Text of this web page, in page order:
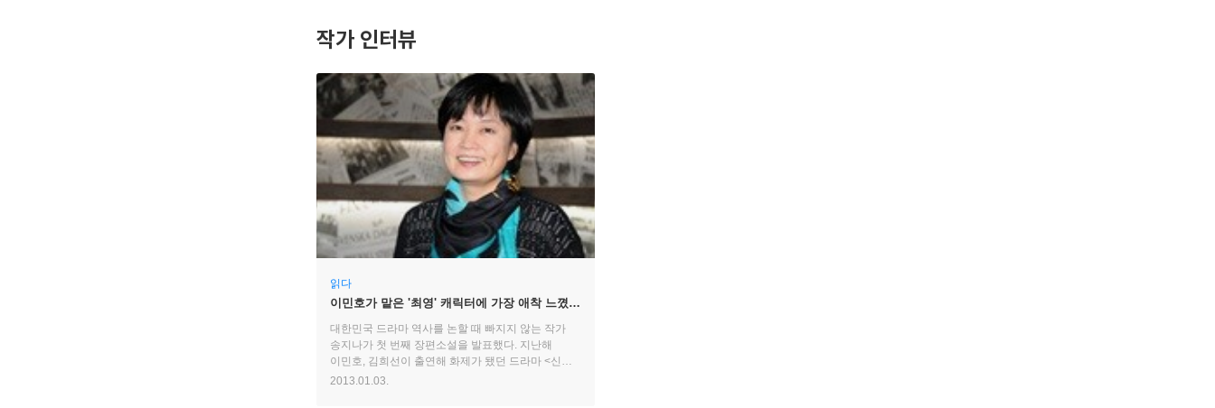
작가 인터뷰
읽다
이민호가 맡은 '최영' 캐릭터에 가장 애착 느꼈다
대한민국 드라마 역사를 논할 때 빠지지 않는 작가
송지나가 첫 번째 장편소설을 발표했다. 지난해
이민호, 김희선이 출연해 화제가 됐던 드라마 <신의>
를 소설로 집필한 것. 『신의』 1,2권을 펴내고 지난
2013.01.03.